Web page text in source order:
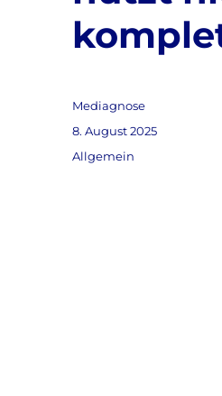
Autor
Mediagnose
Veröffentlicht
am
8. August 2025
Kategorien
Allgemein